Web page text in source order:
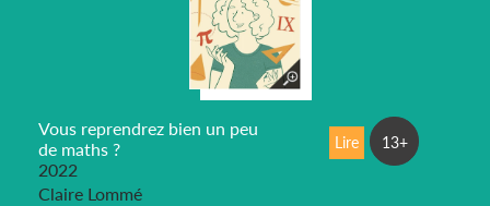
Vous reprendrez bien un peu
de maths ?
2022
Claire Lommé
Lire 13+